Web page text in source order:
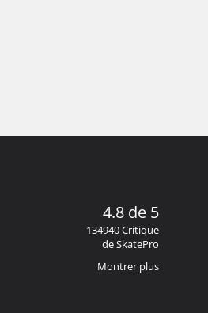
4.8 de 5
134940 Critique
de SkatePro
Montrer plus